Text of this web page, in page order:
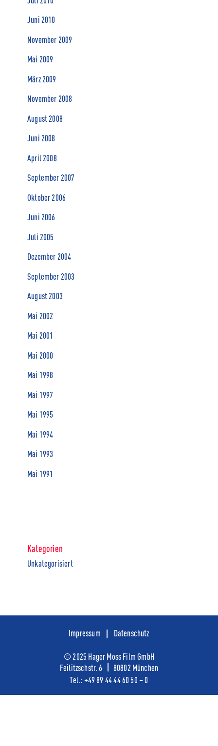
Juni 2010
November 2009
Mai 2009
März 2009
November 2008
August 2008
Juni 2008
April 2008
September 2007
Oktober 2006
Juni 2006
Juli 2005
Dezember 2004
September 2003
August 2003
Mai 2002
Mai 2001
Mai 2000
Mai 1998
Mai 1997
Mai 1995
Mai 1994
Mai 1993
Mai 1991
Kategorien
Unkategorisiert
Impressum Datenschutz
© 2025 Hager Moss Film GmbH
Feilitzschstr. 6
80802 München
Tel.:+4989 44 44 60 50 – 0